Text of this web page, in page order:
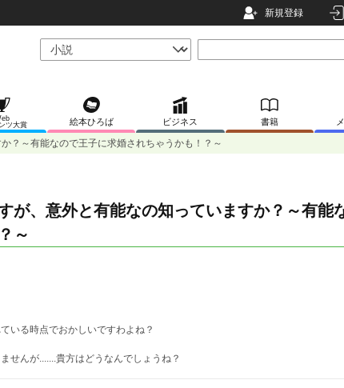
新規登録
ツ大賞
絵本ひろば ビジネス 書籍
？～有能なので王子に求婚されちゃうかも！？～
が、意外と有能なの知っていますか？～有能
～
いる時点でおかしいですわよね？
せんが.......貴方はどうなんでしょうね？